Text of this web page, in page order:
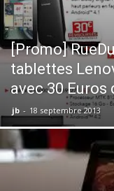
[Promo]
tablettes
avec 30
jb - 18 septembre 2013